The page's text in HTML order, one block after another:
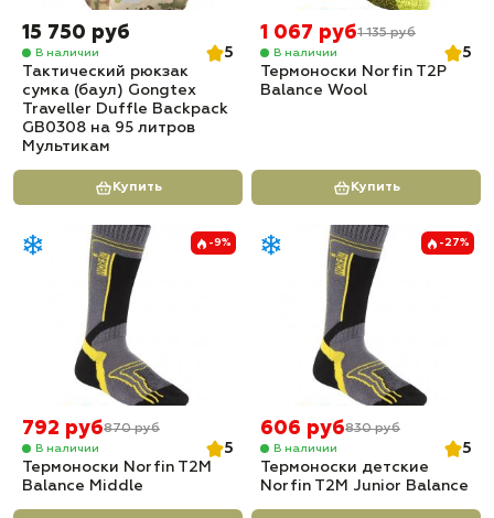
15 750 руб
В наличии
5
Тактический рюкзак
сумка (баул) Gongtex
Traveller Duffle Backpack
GB0308 на 95 литров
Мультикам
Купить
1 067 руб1 135 руб
В наличии
5
Термоноски Norfin T2P
Balance Wool
Купить
-9%
792 руб870 руб
В наличии
5
Термоноски Norfin T2M
Balance Middle
-27%
606 руб830 руб
В наличии
5
Термоноски детские
Norfin T2M Junior Balance